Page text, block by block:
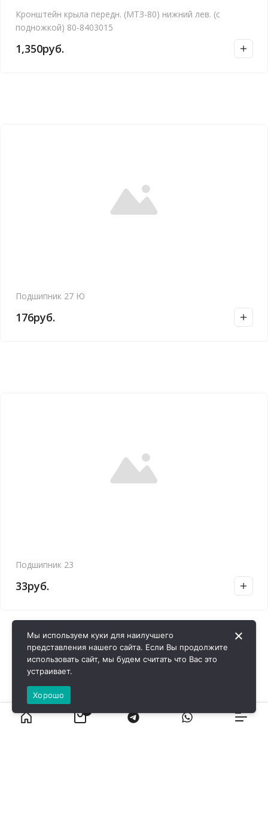
Кронштейн крыла передн. (МТЗ-80) нижний лев. (с
подножкой) 80-8403015
1,350руб.
Подшипник 27 Ю
176руб.
Подшипник 23
33руб.
Мы используем куки для наилучшего
представления нашего сайта. Если Вы продолжите
использовать сайт, мы будем считать что Вас это
устраивает.
Хорошо